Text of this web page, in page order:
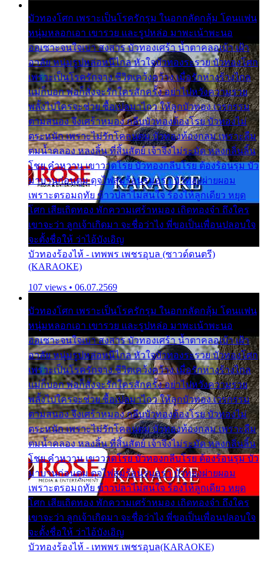
บัวทองโศก เพราะเป็นโรครักรุม ในอกกลัดกลุ้ม โดนแฟน
หนุ่มหลอกเอา เขารวย และรูปหล่อ มาพะเน้าพะนอ
ออเซาะจนใจเบา สงสาร บัวทองเศร้า น้ำตาคลอเบ้า เฝ้า
อาลัย หนุ่มรูปหล่อหนีไกล หัวใจบัวทองระรวย บัวทองโศก
เพราะเป็นโรครักจาง ชีวิตเคว้งคว้าง เมื่อรักห่างร้างไกล
แม่ก็บอก พ่อก็สั่งจะรักใครสักครั้ง อย่าไปหวังความรวย
พลั้งไปใครจะช่วย ซื้อเปลมาไกว ให้ลูกบัวทอง เวรกรรม
ตามสนอง จึงเศร้าหมอง กลีบบัวทองต้องโรย บัวทองไม่
ตระหนัก เพราะไม่รักโคลนตม บัวทองท้องกลม เพราะลืม
ตมน้ำคลอง หลงลิ้น ที่สิ้นสัตย์ เจ้าจึงไม่ระมัด หลงกลิ่นลิ้น
โชย คำหวาน เขาวาดโรย บัวทองกลีบโรย ต้องร้อนรุม บัว
มาบานก่อนตูม ดุจไฟสุมร้อนรุมอุรา บัวทองผ่ายผอม
เพราะตรอมฤทัย ข้าวปลาไม่สนใจ ร้องไห้ลูกเดียว หยุด
โศก เสียเถิดทอง พักความเศร้าหมอง เถิดทองจ๋า ถึงใคร
เขาจะว่า ลูกเจ้าเกิดมา จะชื่อว่าไง พี่ขอเป็นเพื่อนปลอบใจ
จะตั้งชื่อให้ ว่าไอ้บังเอิญ
บัวทองร้องไห้ - เทพพร เพชรอุบล (ซาวด์ดนตรี)
(KARAOKE)
107 views • 06.07.2569
บัวทองโศก เพราะเป็นโรครักรุม ในอกกลัดกลุ้ม โดนแฟน
หนุ่มหลอกเอา เขารวย และรูปหล่อ มาพะเน้าพะนอ
ออเซาะจนใจเบา สงสาร บัวทองเศร้า น้ำตาคลอเบ้า เฝ้า
อาลัย หนุ่มรูปหล่อหนีไกล หัวใจบัวทองระรวย บัวทองโศก
เพราะเป็นโรครักจาง ชีวิตเคว้งคว้าง เมื่อรักห่างร้างไกล
แม่ก็บอก พ่อก็สั่งจะรักใครสักครั้ง อย่าไปหวังความรวย
พลั้งไปใครจะช่วย ซื้อเปลมาไกว ให้ลูกบัวทอง เวรกรรม
ตามสนอง จึงเศร้าหมอง กลีบบัวทองต้องโรย บัวทองไม่
ตระหนัก เพราะไม่รักโคลนตม บัวทองท้องกลม เพราะลืม
ตมน้ำคลอง หลงลิ้น ที่สิ้นสัตย์ เจ้าจึงไม่ระมัด หลงกลิ่นลิ้น
โชย คำหวาน เขาวาดโรย บัวทองกลีบโรย ต้องร้อนรุม บัว
มาบานก่อนตูม ดุจไฟสุมร้อนรุมอุรา บัวทองผ่ายผอม
เพราะตรอมฤทัย ข้าวปลาไม่สนใจ ร้องไห้ลูกเดียว หยุด
โศก เสียเถิดทอง พักความเศร้าหมอง เถิดทองจ๋า ถึงใคร
เขาจะว่า ลูกเจ้าเกิดมา จะชื่อว่าไง พี่ขอเป็นเพื่อนปลอบใจ
จะตั้งชื่อให้ ว่าไอ้บังเอิญ
บัวทองร้องไห้ - เทพพร เพชรอุบล(KARAOKE)